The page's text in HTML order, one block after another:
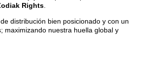
Rights
distribución bien posicionado y con un
maximizando nuestra huella global y